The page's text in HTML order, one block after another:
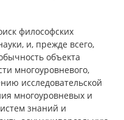
философских
и, прежде всего,
объекта
многоуровневого,
исследовательской
многоуровневых и
знаний и